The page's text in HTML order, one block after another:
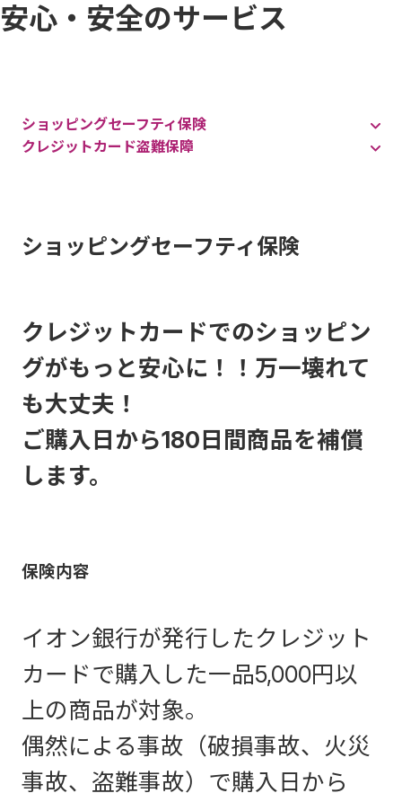
安心・安全のサービス
ショッピングセーフティ保険
クレジットカード盗難保障
ショッピングセーフティ保険
クレジットカードでのショッピン
グがもっと安心に！！万一壊れて
も大丈夫！
ご購入日から180日間商品を補償
します。
保険内容
イオン銀行が発行したクレジット
カードで購入した一品5,000円以
上の商品が対象。
偶然による事故（破損事故、火災
事故、盗難事故）で購入日から